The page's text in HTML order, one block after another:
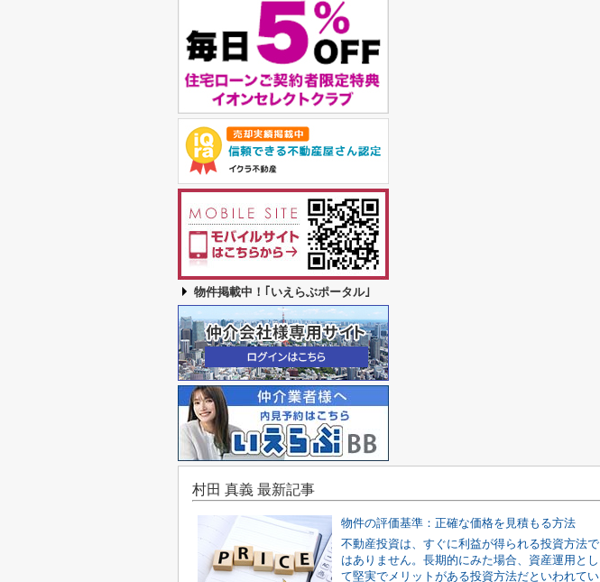
物件掲載中！｢いえらぶポータル｣
村田 真義 最新記事
物件の評価基準：正確な価格を見積もる方法
不動産投資は、すぐに利益が得られる投資方法で
はありません。長期的にみた場合、資産運用とし
て堅実でメリットがある投資方法だといわれてい